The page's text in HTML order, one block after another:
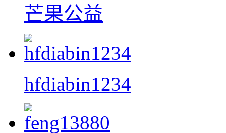
芒果公益
hfdiabin1234